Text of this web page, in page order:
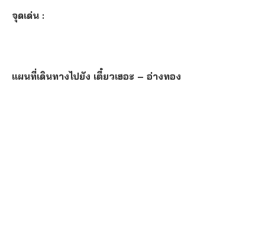
จุดเด่น :
แผนที่เดินทางไปยัง เตี๋ยวเฮอะ – อ่างทอง